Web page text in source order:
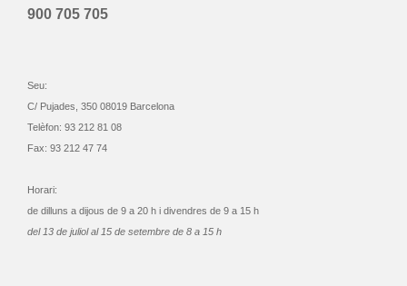
900 705 705
Seu:
C/ Pujades, 350 08019 Barcelona
Telèfon: 93 212 81 08
Fax: 93 212 47 74
Horari:
de dilluns a dijous de 9 a 20 h i divendres de 9 a 15 h
del 13 de juliol al 15 de setembre de 8 a 15 h